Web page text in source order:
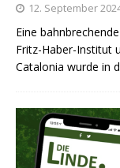
12. September
Eine
Fritz-Haber-Institut
Catalonia wurde in